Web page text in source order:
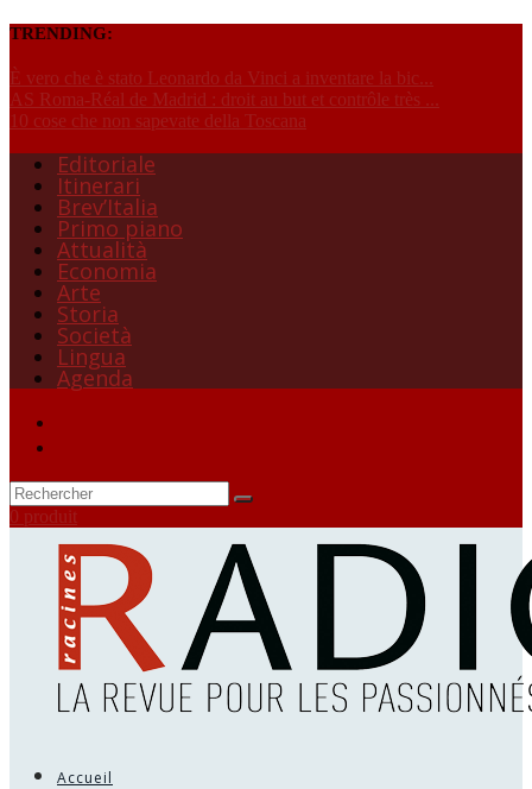
TRENDING:
È vero che è stato Leonardo da Vinci a inventare la bic...
AS Roma-Réal de Madrid : droit au but et contrôle très ...
10 cose che non sapevate della Toscana
Editoriale
Itinerari
Brev’Italia
Primo piano
Attualità
Economia
Arte
Storia
Società
Lingua
Agenda
0 produit
Accueil